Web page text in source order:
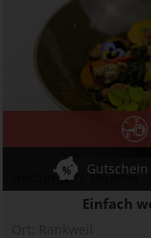
Herburger's Mohren
Einfach
Gutschein